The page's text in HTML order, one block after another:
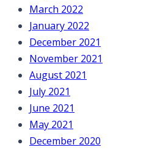
March 2022
January 2022
December 2021
November 2021
August 2021
July 2021
June 2021
May 2021
December 2020